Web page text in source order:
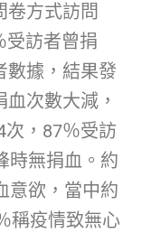
卷方式訪問
受訪者曾捐
數據，結果發
次數大減，
次，87％受訪
時無捐血。約
意欲，當中約
稱疫情致無心